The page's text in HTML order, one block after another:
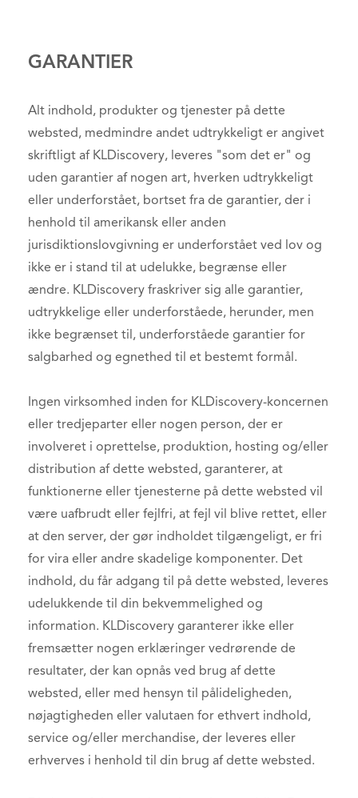
GARANTIER
Alt indhold, produkter og tjenester på dette
websted, medmindre andet udtrykkeligt er angivet
skriftligt af KLDiscovery, leveres "som det er" og
uden garantier af nogen art, hverken udtrykkeligt
eller underforstået, bortset fra de garantier, der i
henhold til amerikansk eller anden
jurisdiktionslovgivning er underforstået ved lov og
ikke er i stand til at udelukke, begrænse eller
ændre. KLDiscovery fraskriver sig alle garantier,
udtrykkelige eller underforståede, herunder, men
ikke begrænset til, underforståede garantier for
salgbarhed og egnethed til et bestemt formål.
Ingen virksomhed inden for KLDiscovery-koncernen
eller tredjeparter eller nogen person, der er
involveret i oprettelse, produktion, hosting og/eller
distribution af dette websted, garanterer, at
funktionerne eller tjenesterne på dette websted vil
være uafbrudt eller fejlfri, at fejl vil blive rettet, eller
at den server, der gør indholdet tilgængeligt, er fri
for vira eller andre skadelige komponenter. Det
indhold, du får adgang til på dette websted, leveres
udelukkende til din bekvemmelighed og
information. KLDiscovery garanterer ikke eller
fremsætter nogen erklæringer vedrørende de
resultater, der kan opnås ved brug af dette
websted, eller med hensyn til pålideligheden,
nøjagtigheden eller valutaen for ethvert indhold,
service og/eller merchandise, der leveres eller
erhverves i henhold til din brug af dette websted.